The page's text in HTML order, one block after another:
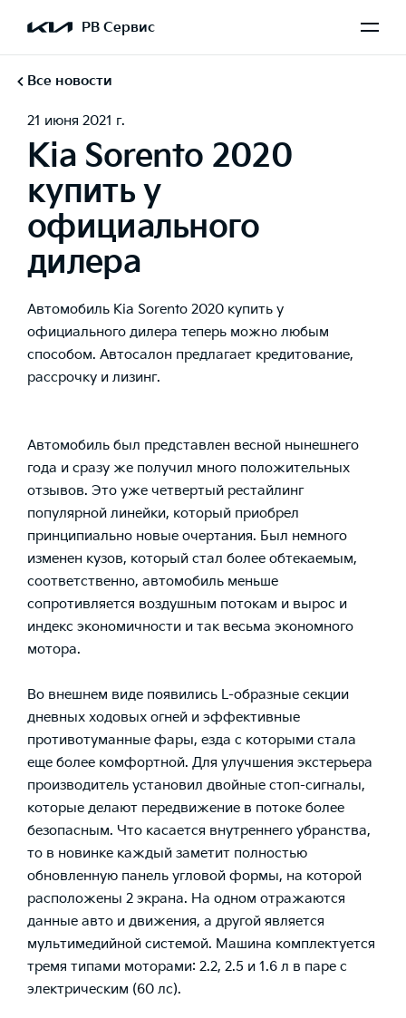
РВ Сервис
Все новости
21 июня 2021 г.
Kia Sorento 2020
купить у
официального
дилера
Автомобиль Kia Sorento 2020 купить у
официального дилера теперь можно любым
способом. Автосалон предлагает кредитование,
рассрочку и лизинг.
Автомобиль был представлен весной нынешнего
года и сразу же получил много положительных
отзывов. Это уже четвертый рестайлинг
популярной линейки, который приобрел
принципиально новые очертания. Был немного
изменен кузов, который стал более обтекаемым,
соответственно, автомобиль меньше
сопротивляется воздушным потокам и вырос и
индекс экономичности и так весьма экономного
мотора.
Во внешнем виде появились L-образные секции
дневных ходовых огней и эффективные
противотуманные фары, езда с которыми стала
еще более комфортной. Для улучшения экстерьера
производитель установил двойные стоп-сигналы,
которые делают передвижение в потоке более
безопасным. Что касается внутреннего убранства,
то в новинке каждый заметит полностью
обновленную панель угловой формы, на которой
расположены 2 экрана. На одном отражаются
данные авто и движения, а другой является
мультимедийной системой. Машина комплектуется
тремя типами моторами: 2.2, 2.5 и 1.6 л в паре с
электрическим (60 лс).